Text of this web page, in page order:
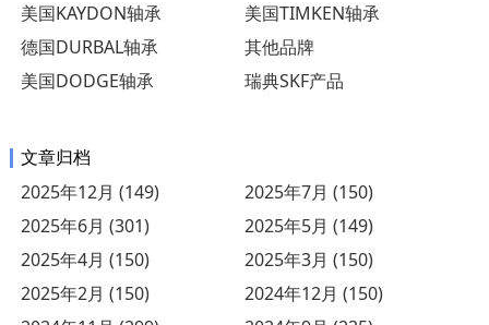
美国KAYDON轴承
美国TIMKEN轴承
德国DURBAL轴承
其他品牌
美国DODGE轴承
瑞典SKF产品
文章归档
2025年12月 (149)
2025年7月 (150)
2025年6月 (301)
2025年5月 (149)
2025年4月 (150)
2025年3月 (150)
2025年2月 (150)
2024年12月 (150)